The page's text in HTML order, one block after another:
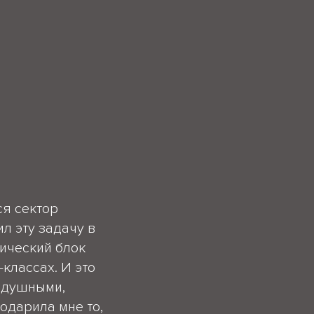
сектор
эту задачу в
блок
И это
мне то,